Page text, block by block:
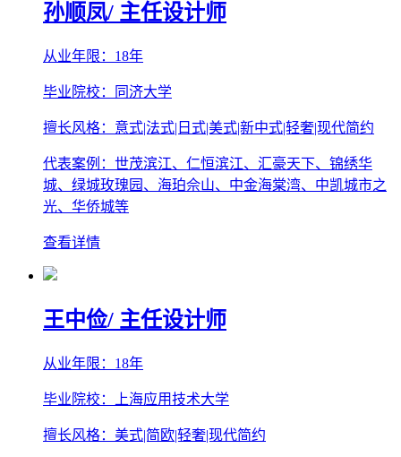
孙顺凤/ 主任设计师
从业年限：18年
毕业院校：同济大学
擅长风格：意式|法式|日式|美式|新中式|轻奢|现代简约
代表案例：世茂滨江、仁恒滨江、汇豪天下、锦绣华
城、绿城玫瑰园、海珀佘山、中金海棠湾、中凯城市之
光、华侨城等
查看详情
王中俭/ 主任设计师
从业年限：18年
毕业院校：上海应用技术大学
擅长风格：美式|简欧|轻奢|现代简约